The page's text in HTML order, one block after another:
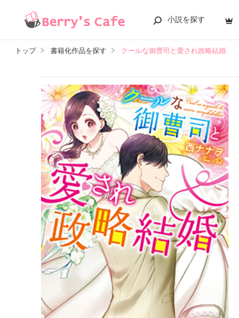
小説を探す
トップ 書籍化作品を探す クールな御曹司と愛され政略結婚